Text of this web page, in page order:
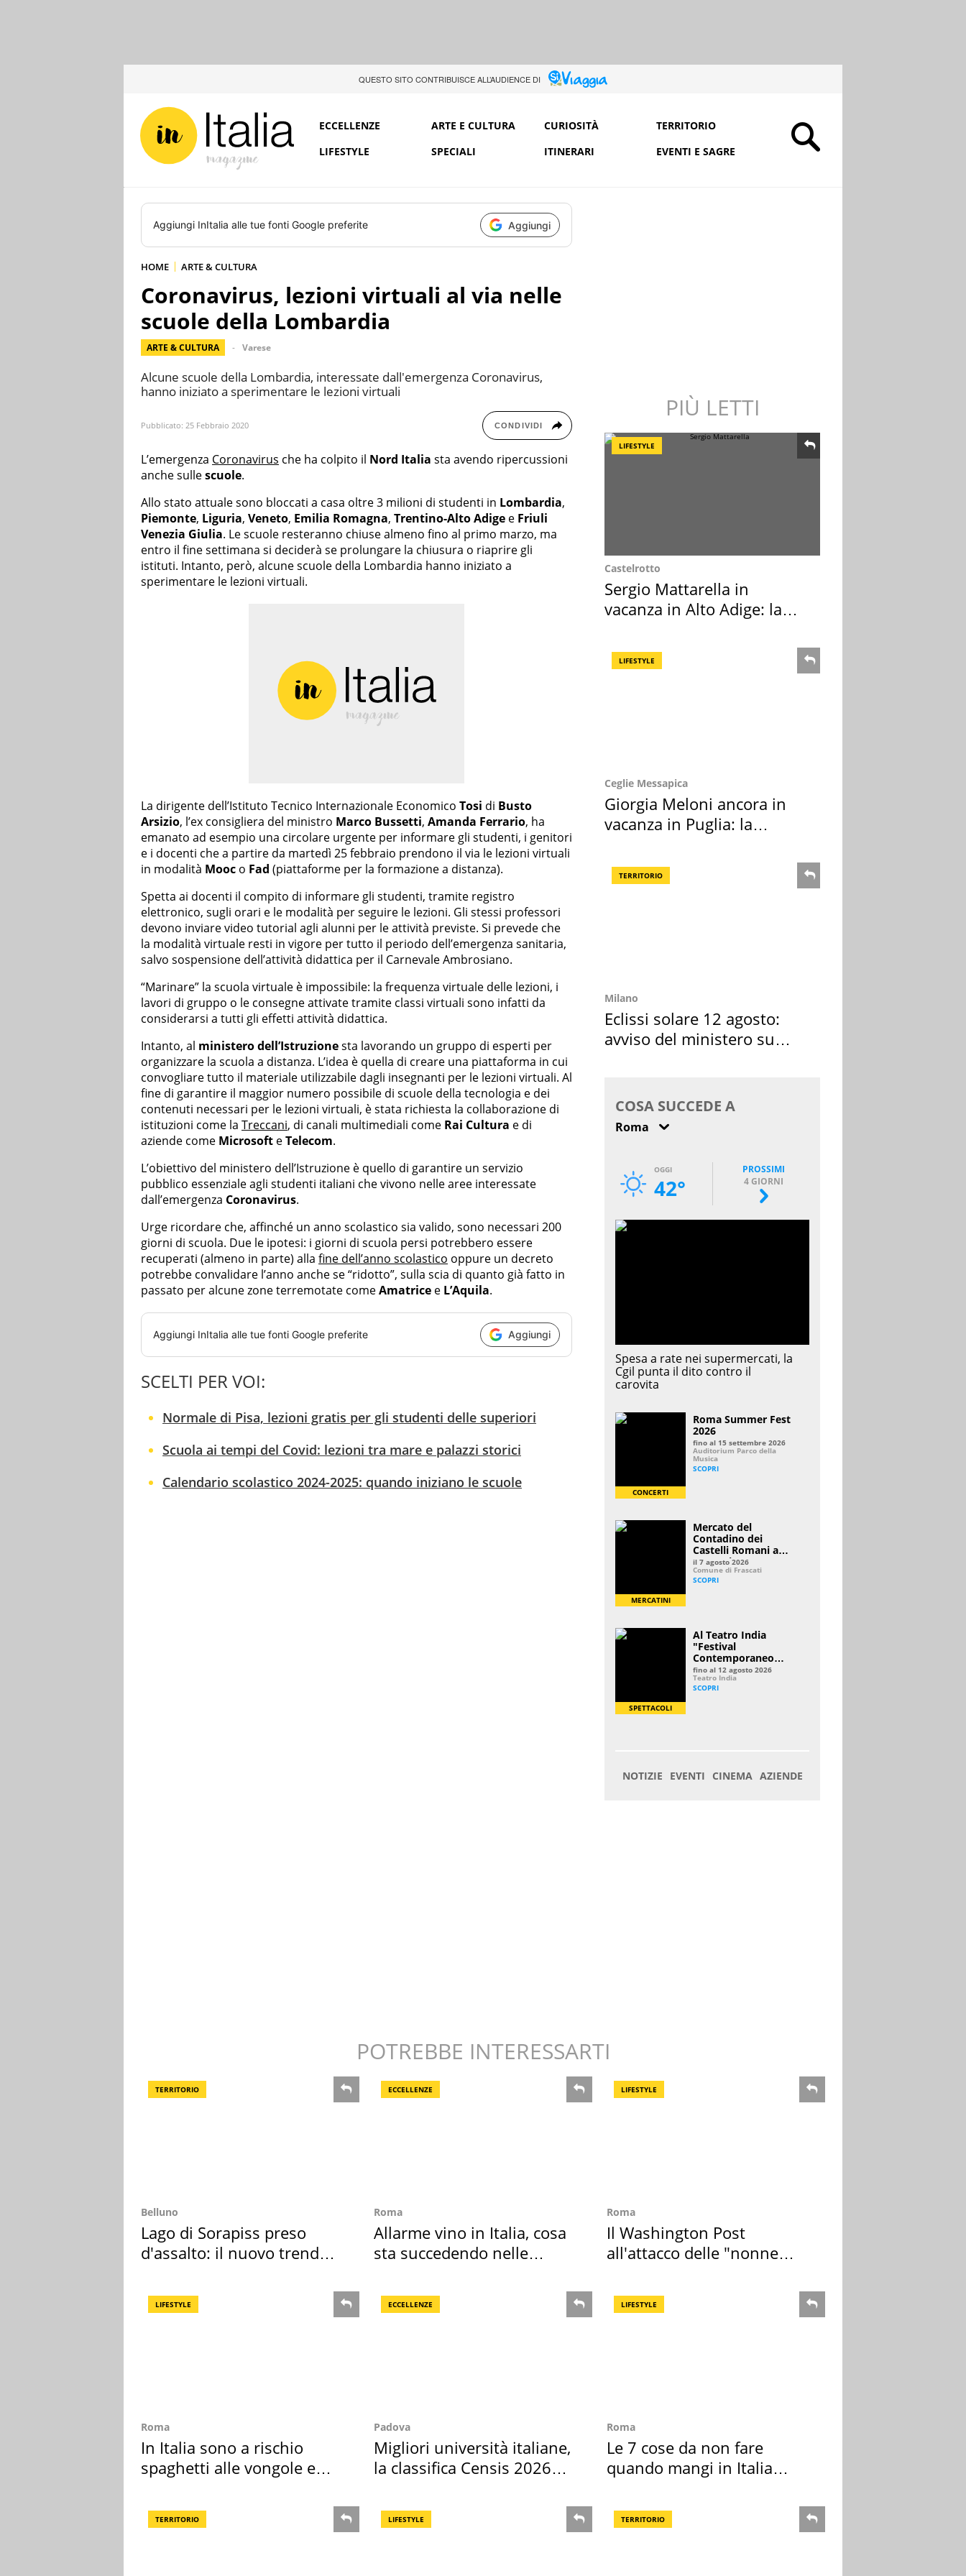
QUESTO SITO CONTRIBUISCE ALL’AUDIENCE DI
ECCELLENZE ARTE E CULTURA CURIOSITÀ
TERRITORIO
LIFESTYLE
SPECIALI ITINERARI EVENTI E SAGRE
Aggiungi InItalia alle tue fonti Google preferite Aggiungi
HOME ARTE & CULTURA
Coronavirus, lezioni virtuali al via nelle
scuole della Lombardia
ARTE & CULTURA Varese
Alcune scuole della Lombardia, interessate dall'emergenza Coronavirus,
hanno iniziato a sperimentare le lezioni virtuali
Pubblicato: 25 Febbraio 2020 CONDIVIDI
L’emergenza Coronavirus che ha colpito il Nord Italia sta avendo ripercussioni
anche sullescuole.
Allo stato attuale sono bloccati a casa oltre 3 milioni di studenti in Lombardia,
Piemonte, Liguria, Veneto, Emilia Romagna, Trentino-Alto Adige e Friuli
Venezia Giulia. Le scuole resteranno chiuse almeno fino al primo marzo, ma
entro il fine settimana si deciderà se prolungare la chiusura o riaprire gli
istituti. Intanto, però, alcune scuole della Lombardia hanno iniziato a
sperimentare le lezioni virtuali.
La dirigente dell’Istituto Tecnico Internazionale Economico Tosi di Busto
Arsizio, l’ex consigliera del ministro Marco Bussetti, Amanda Ferrario, ha
emanato ad esempio una circolare urgente per informare gli studenti, i genitori
e i docenti che a partire da martedì 25 febbraio prendono il via le lezioni virtuali
in modalità Mooc o Fad (piattaforme per la formazione a distanza).
Spetta ai docenti il compito di informare gli studenti, tramite registro
elettronico, sugli orari e le modalità per seguire le lezioni. Gli stessi professori
devono inviare video tutorial agli alunni per le attività previste. Si prevede che
la modalità virtuale resti in vigore per tutto il periodo dell’emergenza sanitaria,
salvo sospensione dell’attività didattica per il Carnevale Ambrosiano.
“Marinare” la scuola virtuale è impossibile: la frequenza virtuale delle lezioni, i
lavori di gruppo o le consegne attivate tramite classi virtuali sono infatti da
considerarsi a tutti gli effetti attività didattica.
Intanto, al ministero dell’Istruzionesta lavorando un gruppo di esperti per
organizzare la scuola a distanza. L’idea è quella di creare una piattaforma in cui
convogliare tutto il materiale utilizzabile dagli insegnanti per le lezioni virtuali. Al
fine di garantire il maggior numero possibile di scuole della tecnologia e dei
contenuti necessari per le lezioni virtuali, è stata richiesta la collaborazione di
istituzioni come la Treccani, di canali multimediali come Rai Cultura e di
aziende come Microsoft eTelecom.
L’obiettivo del ministero dell’Istruzione è quello di garantire un servizio
pubblico essenziale agli studenti italiani che vivono nelle aree interessate
dall’emergenza Coronavirus.
Urge ricordare che, affinché un anno scolastico sia valido, sono necessari 200
giorni di scuola. Due le ipotesi: i giorni di scuola persi potrebbero essere
recuperati (almeno in parte) alla fine dell’anno scolastico oppure un decreto
potrebbe convalidare l’anno anche se “ridotto”, sulla scia di quanto già fatto in
passato per alcune zone terremotate comeAmatrice e L’Aquila.
Aggiungi InItalia alle tue fonti Google preferite Aggiungi
SCELTI PER VOI:
Normale di Pisa, lezioni gratis per gli studenti delle superiori
Scuola ai tempi del Covid: lezioni tra mare e palazzi storici
Calendario scolastico 2024-2025: quando iniziano le scuole
PIÙ LETTI
LIFESTYLE
Castelrotto
Sergio Mattarella in
vacanza in Alto Adige: la
LIFESTYLE
Ceglie Messapica
Giorgia Meloni ancora in
vacanza in Puglia: la
TERRITORIO
Milano
Eclissi solare 12 agosto:
avviso del ministero su
POTREBBE INTERESSARTI
TERRITORIO
Belluno
Lago di Sorapiss preso
d'assalto: il nuovo trend
ECCELLENZE
Roma
Allarme vino in Italia, cosa
sta succedendo nelle
LIFESTYLE
Roma
Il Washington Post
all'attacco delle "nonne
LIFESTYLE
Roma
In Italia sono a rischio
spaghetti alle vongole e
ECCELLENZE
Padova
Migliori università italiane,
la classifica Censis 2026
LIFESTYLE
Roma
Le 7 cose da non fare
quando mangi in Italia
TERRITORIO LIFESTYLE TERRITORIO